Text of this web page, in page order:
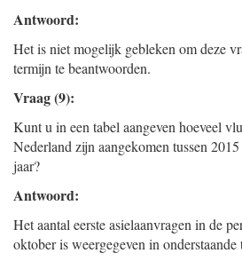
Antwoord:
Het is niet mogelijk gebleken om deze
termijn te beantwoorden.
Vraag (9):
Kunt u in een tabel aangeven hoeveel
Nederland zijn aangekomen tussen
jaar?
Antwoord:
Het aantal eerste asielaanvragen in de
oktober is weergegeven in onderstaande